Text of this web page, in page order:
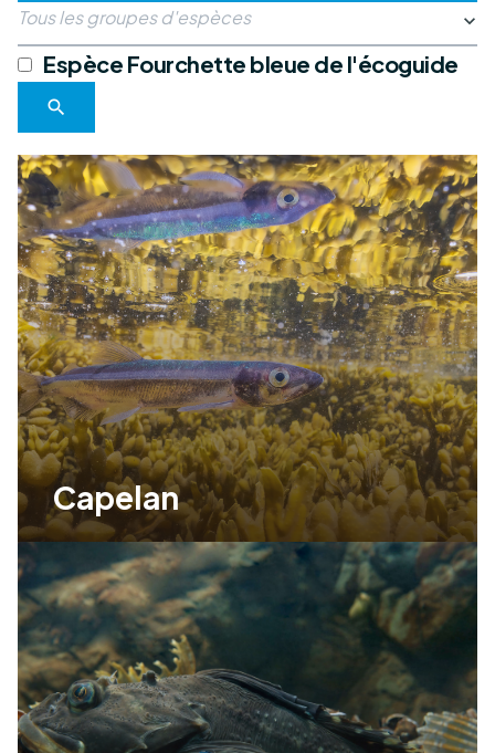
Tous les groupes d'espèces
Espèce Fourchette bleue de l'écoguide
search
Capelan